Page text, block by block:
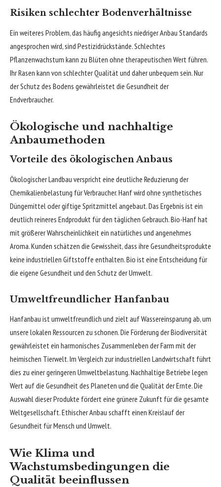
Risiken schlechter Bodenverhältnisse
Ein weiteres Problem, das häufig angesichts niedriger Anbau Standards
angesprochen wird, sind Pestizidrückstände. Schlechtes
Pflanzenwachstum kann zu Blüten ohne therapeutischen Wert führen.
Ihr Rasen kann von schlechter Qualität und daher unbequem sein. Nur
der Schutz des Bodens gewährleistet die Gesundheit der
Endverbraucher.
Ökologische und nachhaltige
Anbaumethoden
Vorteile des ökologischen Anbaus
Ökologischer Landbau verspricht eine deutliche Reduzierung der
Chemikalienbelastung für Verbraucher. Hanf wird ohne synthetisches
Düngemittel oder giftige Spritzmittel angebaut. Das Ergebnis ist ein
deutlich reineres Endprodukt für den täglichen Gebrauch. Bio-Hanf hat
mit größerer Wahrscheinlichkeit ein natürliches und angenehmes
Aroma. Kunden schätzen die Gewissheit, dass ihre Gesundheitsprodukte
keine industriellen Giftstoffe enthalten. Bio ist eine Entscheidung für
die eigene Gesundheit und den Schutz der Umwelt.
Umweltfreundlicher Hanfanbau
Hanfanbau ist umweltfreundlich und zielt auf Wassereinsparung ab, um
unsere lokalen Ressourcen zu schonen. Die Förderung der Biodiversität
gewährleistet ein harmonisches Zusammenleben der Farm mit der
heimischen Tierwelt. Im Vergleich zur industriellen Landwirtschaft führt
dies zu einer geringeren Umweltbelastung. Nachhaltige Betriebe legen
Wert auf die Gesundheit des Planeten und die Qualität der Ernte. Die
Auswahl dieser Produkte fördert eine grünere Zukunft für die gesamte
Weltgesellschaft. Ethischer Anbau schafft einen Kreislauf der
Gesundheit für Mensch und Umwelt.
Wie Klima und
Wachstumsbedingungen die
Qualität beeinflussen